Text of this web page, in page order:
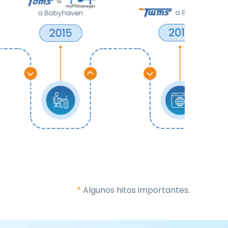
* Algunos hitos importantes.